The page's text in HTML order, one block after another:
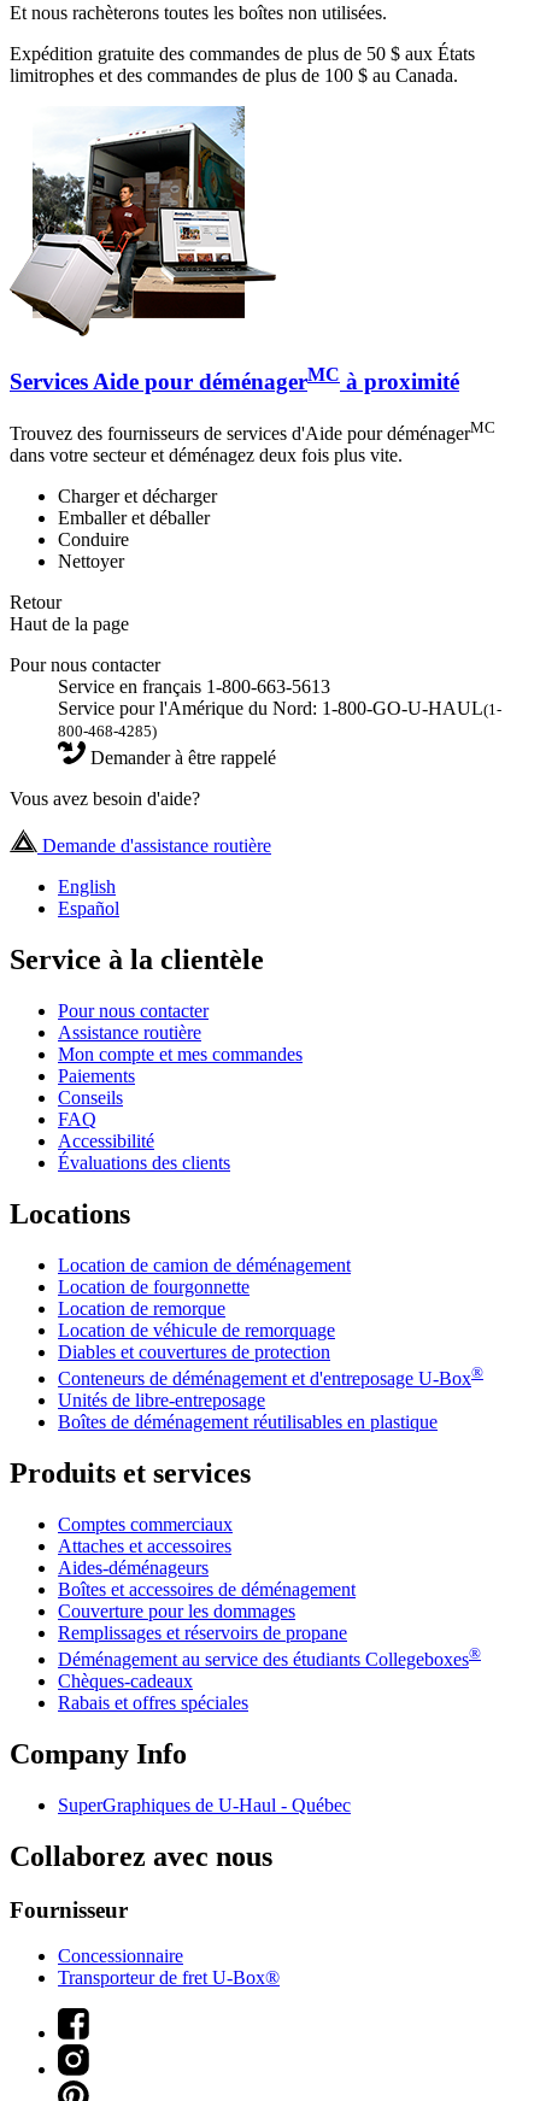
Et nous rachèterons toutes les boîtes non utilisées.
Expédition gratuite des commandes de plus de 50 $ aux États
limitrophes et des commandes de plus de 100 $ au Canada.
Services Aide pour déménagerMC à proximité
Trouvez des fournisseurs de services d'Aide pour déménagerMC
dans votre secteur et déménagez deux fois plus vite.
Charger et décharger
Emballer et déballer
Conduire
Nettoyer
Retour
Haut de la page
Pour nous contacter
Service en français 1-800-663-5613
Service pour l'Amérique du Nord: 1-800-GO-U-HAUL(1-
800-468-4285)
Demander à être rappelé
Vous avez besoin d'aide?
Demande d'assistance routière
English
Español
Service à la clientèle
Pour nous contacter
Assistance routière
Mon compte et mes commandes
Paiements
Conseils
FAQ
Accessibilité
Évaluations des clients
Locations
Location de camion de déménagement
Location de fourgonnette
Location de remorque
Location de véhicule de remorquage
Diables et couvertures de protection
Conteneurs de déménagement et d'entreposage U-Box®
Unités de libre-entreposage
Boîtes de déménagement réutilisables en plastique
Produits et services
Comptes commerciaux
Attaches et accessoires
Aides-déménageurs
Boîtes et accessoires de déménagement
Couverture pour les dommages
Remplissages et réservoirs de propane
Déménagement au service des étudiants Collegeboxes®
Chèques-cadeaux
Rabais et offres spéciales
Company Info
SuperGraphiques de U-Haul - Québec
Collaborez avec nous
Fournisseur
Concessionnaire
Transporteur de fret U-Box®